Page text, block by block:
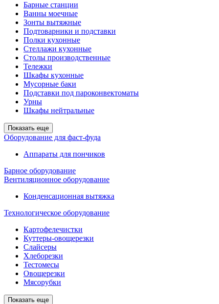
Барные станции
Ванны моечные
Зонты вытяжные
Подтоварники и подставки
Полки кухонные
Стеллажи кухонные
Столы производственные
Тележки
Шкафы кухонные
Мусорные баки
Подставки под пароконвектоматы
Урны
Шкафы нейтральные
Показать еще
Оборудование для фаст-фуда
Аппараты для пончиков
Барное оборудование
Вентиляционное оборудование
Конденсационная вытяжка
Технологическое оборудование
Картофелечистки
Куттеры-овощерезки
Слайсеры
Хлеборезки
Тестомесы
Овощерезки
Мясорубки
Показать еще